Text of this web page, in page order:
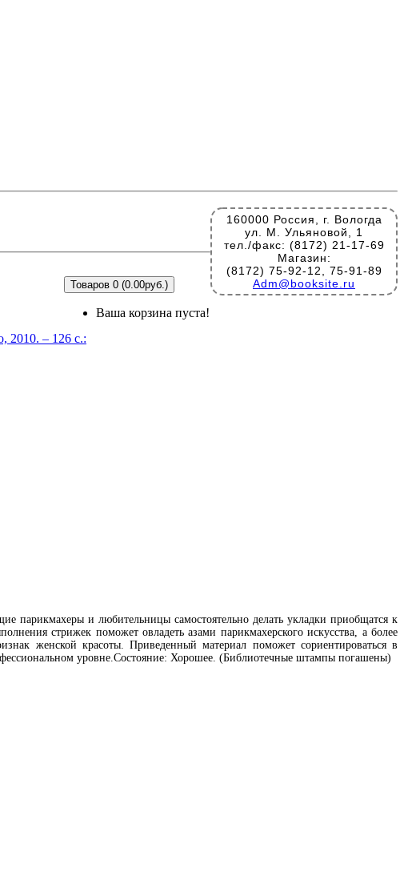
160000 Россия, г. Вологда
ул. М. Ульяновой, 1
тел./факс: (8172) 21-17-69
Магазин:
(8172) 75-92-12, 75-91-89
Adm@booksite.ru
Товаров 0 (0.00руб.)
Ваша корзина пуста!
2010. – 126 с.:
и любительницы самостоятельно делать укладки приобщатся к
стрижек поможет овладеть азами парикмахерского искусства, а более
женской красоты. Приведенный материал поможет сориентироваться в
уровне.Состояние: Хорошее. (Библиотечные штампы погашены)